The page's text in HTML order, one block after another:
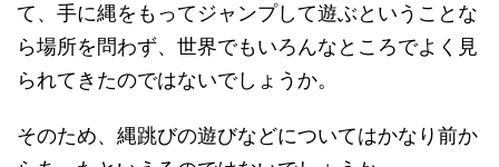
て、手に縄をもってジャンプして遊ぶということな
ら場所を問わず、世界でもいろんなところでよく見
られてきたのではないでしょうか。
そのため、縄跳びの遊びなどについてはかなり前か